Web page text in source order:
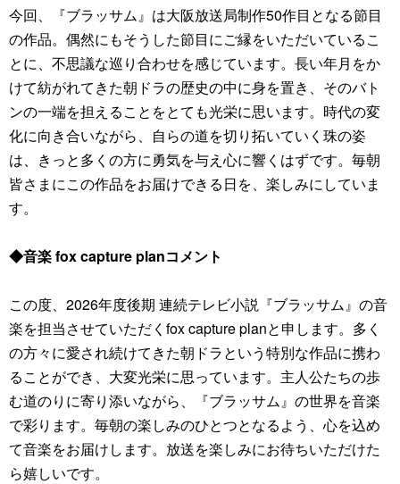
今回、『ブラッサム』は大阪放送局制作50作目となる節目
の作品。偶然にもそうした節目にご縁をいただいているこ
とに、不思議な巡り合わせを感じています。長い年月をか
けて紡がれてきた朝ドラの歴史の中に身を置き、そのバト
ンの一端を担えることをとても光栄に思います。時代の変
化に向き合いながら、自らの道を切り拓いていく珠の姿
は、きっと多くの方に勇気を与え心に響くはずです。毎朝
皆さまにこの作品をお届けできる日を、楽しみにしていま
す。
◆音楽 fox capture planコメント
この度、2026年度後期 連続テレビ小説『ブラッサム』の音
楽を担当させていただくfox capture planと申します。多く
の方々に愛され続けてきた朝ドラという特別な作品に携わ
ることができ、大変光栄に思っています。主人公たちの歩
む道のりに寄り添いながら、『ブラッサム』の世界を音楽
で彩ります。毎朝の楽しみのひとつとなるよう、心を込め
て音楽をお届けします。放送を楽しみにお待ちいただけた
ら嬉しいです。